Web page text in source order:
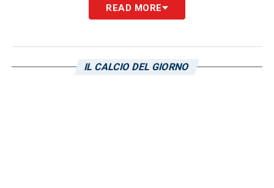
la partita dell’Unipol Domus.
Sebastiano Luperto– a meno di clamorose
READ MORE
IL CALCIO DEL GIORNO